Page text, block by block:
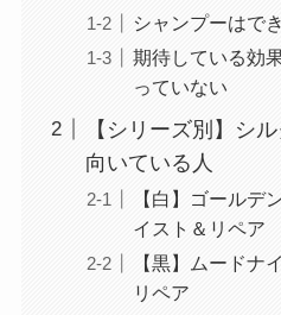
シャンプーはで
期待している効
っていない
【シリーズ別】シ
向いている人
【白】ゴールデ
イスト＆リペア
【黒】ムードナ
リペア